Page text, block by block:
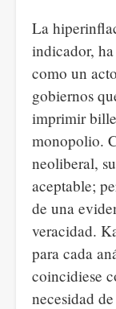
La
indicador,
como un
gobiernos
imprimir
monopolio.
neoliberal,
aceptable;
de una
veracidad.
para cada
coincidiese
necesidad